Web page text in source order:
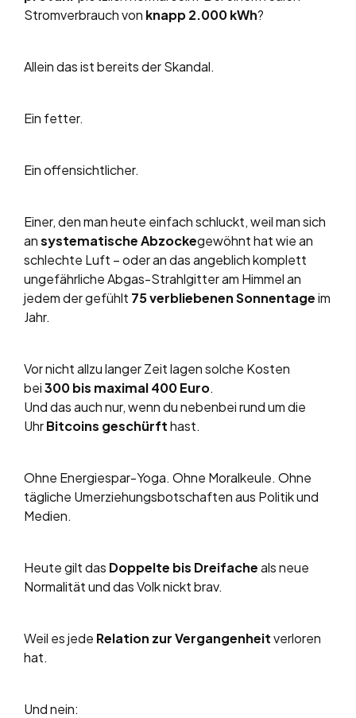
Stromverbrauch von knapp 2.000 kWh?
Allein das ist bereits der Skandal.
Ein fetter.
Ein offensichtlicher.
Einer, den man heute einfach schluckt, weil man sich
ansystematische Abzockegewöhnt hat wie an
schlechte Luft – oder an das angeblich komplett
ungefährliche Abgas-Strahlgitter am Himmel an
jedem der gefühlt 75 verbliebenen Sonnentageim
Jahr.
Vor nicht allzu langer Zeit lagen solche Kosten
bei300 bis maximal 400 Euro.
Und das auch nur, wenn du nebenbei rund um die
UhrBitcoins geschürfthast.
Ohne Energiespar-Yoga. Ohne Moralkeule. Ohne
tägliche Umerziehungsbotschaften aus Politik und
Medien.
Heute gilt das Doppelte bis Dreifacheals neue
Normalität und das Volk nickt brav.
Weil es jede Relation zur Vergangenheitverloren
hat.
Und nein: